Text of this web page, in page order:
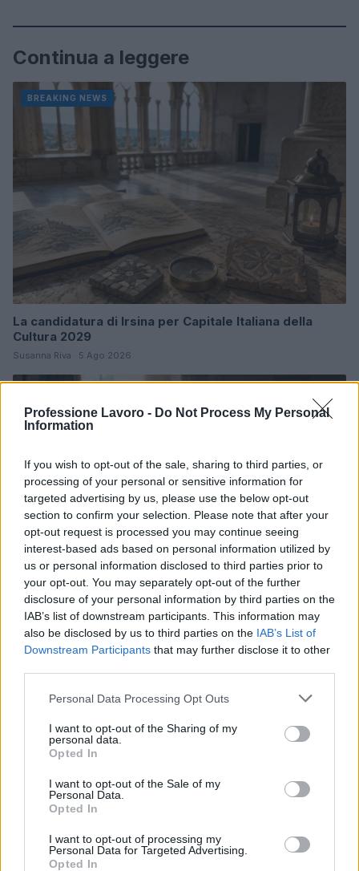
Professione Lavoro - Do Not Process My Personal
Information
If you wish to opt-out of the sale, sharing to third parties, or
processing of your personal or sensitive information for
targeted advertising by us, please use the below opt-out
section to confirm your selection. Please note that after your
opt-out request is processed you may continue seeing
interest-based ads based on personal information utilized by
us or personal information disclosed to third parties prior to
your opt-out. You may separately opt-out of the further
disclosure of your personal information by third parties on the
IAB’s list of downstream participants. This information may
also be disclosed by us to third parties on the IAB’s List of
Downstream Participants that may further disclose it to other
Please note that this website/app uses one or more Google
not limited to your visit or usage behaviour. You may click to
grant or deny consent to Google and its third-party tags to
use your data for below specified purposes in below Google
consent section.
Personal Data Processing Opt Outs
I want to opt-out of the Sharing of my
personal data.
Opted In
I want to opt-out of the Sale of my
Personal Data.
Opted In
I want to opt-out of processing my
Personal Data for Targeted Advertising.
Opted In
Continua a leggere
BREAKING NEWS
La candidatura di Irsina per Capitale Italiana della
Cultura 2029
Susanna Riva · 5 Ago 2026
Multe ai genitori per i colloqui saltati: la decisione di
Bolzano
Paolo Mariani · 4 Ago 2026